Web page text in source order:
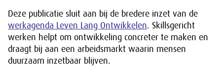
Deze publicatie sluit aan bij de bredere inzet van de
werkagenda Leven Lang Ontwikkelen. Skillsgericht
werken helpt om ontwikkeling concreter te maken en
draagt bij aan een arbeidsmarkt waarin mensen
duurzaam inzetbaar blijven.